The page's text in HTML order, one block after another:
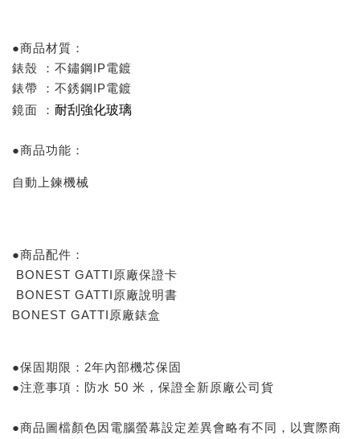
●商品材質：
錶殼 ：不鏽鋼IP電鍍
錶帶 ：不銹鋼IP電鍍
鏡面 ： 耐刮強化玻璃
●商品功能：
自動上鍊機械
●商品配件：
BONEST GATTI原廠保證卡
BONEST GATTI原廠說明書
BONEST GATTI原廠錶盒
●保固期限：2年內部機芯保固
●注意事項：防水 50 米，保證全新原廠公司貨
●商品圖檔顏色因電腦螢幕設定差異會略有不同，以實際商